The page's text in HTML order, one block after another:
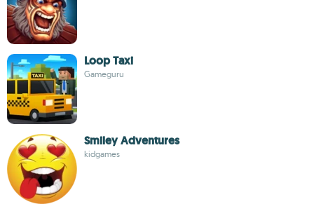
Loop Taxi
Gameguru
Smiley Adventures
kidgames